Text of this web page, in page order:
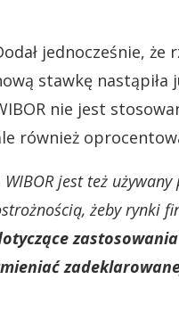
jednocześnie,
stawkę nastąpiła
nie jest
również
WIBOR jest też
żeby rynki